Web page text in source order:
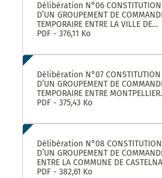
Délibération N°06 CONSTITUTION
D’UN GROUPEMENT DE
TEMPORAIRE ENTRE LA VILLE DE
MONTPELLIER, LA COMMUNE DE
AUTRES ACHETEURS PUBLICS
ADMINISTRATIVES DE BUREAU –
ADHÉSION AU GROUPEMENT DE
PDF - 376,11 Ko
Délibération N°07 CONSTITUTION
D’UN GROUPEMENT DE
TEMPORAIRE ENTRE MONTPELLIER
MEDITERRANEE METROPOLE, LA
AUTRES ACHETEURS PUBLICS
MATERIELS D’ENTRETIEN DES
– ADHÉS
PDF - 375,43 Ko
Délibération N°08 CONSTITUTION
D’UN GROUPEMENT DE
ENTRE LA COMMUNE DE
LE-LEZ, LE CENTRE COMMUNAL
PDF - 382,61 Ko